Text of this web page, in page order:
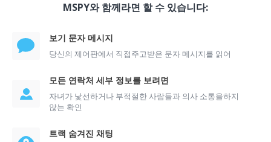
MSPY와 함께라면 할 수 있습니다:
보기 문자 메시지
당신의 제어판에서 직접주고받은 문자 메시지를 읽어
모든 연락처 세부 정보를 보려면
자녀가 낯선하거나 부적절한 사람들과 의사 소통을하지
않는 확인
트랙 숨겨진 채팅